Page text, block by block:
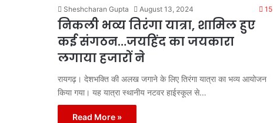
Sheshcharan Gupta August 13, 2024 15
निकली भव्य तिरंगा यात्रा, शामिल हुए
कई संगठन…जयहिंद का जयकारा
लगाया हजारों ने
रायगढ़। देशभक्ति की अलख जगाने के लिए तिरंगा यात्रा का भव्य आयोजन
किया गया। यह यात्रा स्थानीय नटवर हाईस्कूल से…
Read More »